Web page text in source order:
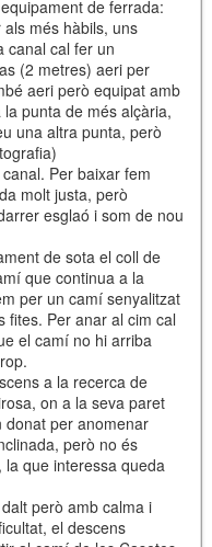
de ferrada:
més hàbils, uns
canal cal fer un
(2 metres) aeri per
aeri però equipat amb
punta de més alçària,
una altra punta, però
Per baixar fem
molt justa, però
esglaó i som de nou
de sota el coll de
que continua a la
per un camí senyalitzat
fites. Per anar al cim cal
el camí no hi arriba
a la recerca de
on a la seva paret
donat per anomenar
però no és
que interessa queda
però amb calma i
el descens